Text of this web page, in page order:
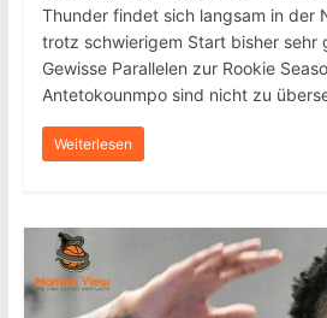
Thunder findet sich langsam in der
trotz schwierigem Start bisher sehr
Gewisse Parallelen zur Rookie
Antetokounmpo sind nicht zu
Weiterlesen